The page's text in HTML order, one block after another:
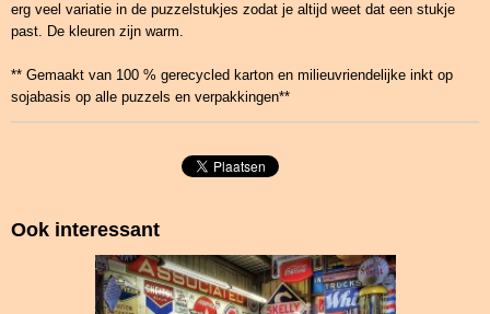
erg veel variatie in de puzzelstukjes zodat je altijd weet dat een stukje
past. De kleuren zijn warm.
** Gemaakt van 100 % gerecycled karton en milieuvriendelijke inkt op
sojabasis op alle puzzels en verpakkingen**
Ook interessant